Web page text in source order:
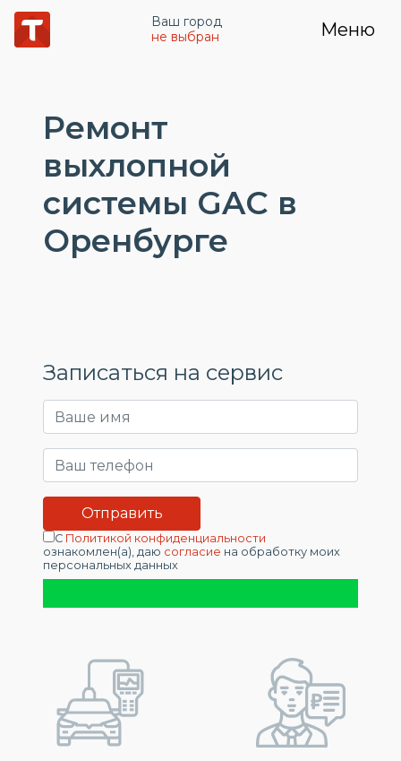
Ваш город
не выбран
Меню
Ремонт
выхлопной
системы GAC в
Оренбурге
Записаться на сервис
С Политикой конфиденциальности
ознакомлен(а), даю согласие на обработку моих
персональных данных